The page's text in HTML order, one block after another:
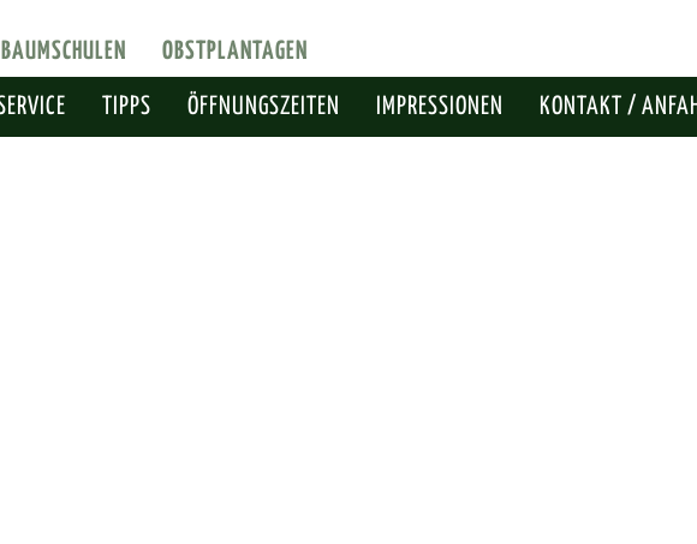
BAUMSCHULEN OBSTPLANTAGEN
TIPPS ÖFFNUNGSZEITEN IMPRESSIONEN KONTAKT /